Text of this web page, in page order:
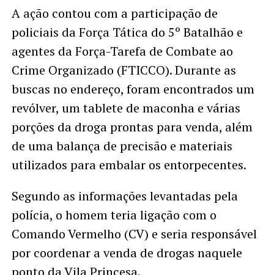
A ação contou com a participação de
policiais da Força Tática do 5º Batalhão e
agentes da Força-Tarefa de Combate ao
Crime Organizado (FTICCO). Durante as
buscas no endereço, foram encontrados um
revólver, um tablete de maconha e várias
porções da droga prontas para venda, além
de uma balança de precisão e materiais
utilizados para embalar os entorpecentes.
Segundo as informações levantadas pela
polícia, o homem teria ligação com o
Comando Vermelho (CV) e seria responsável
por coordenar a venda de drogas naquele
ponto da Vila Princesa.